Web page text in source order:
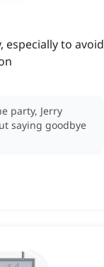
to avoid
party, Jerry
saying goodbye